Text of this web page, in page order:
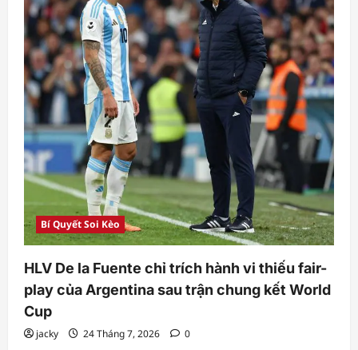
Bí Quyết Soi Kèo
HLV De la Fuente chỉ trích hành vi thiếu fair-
play của Argentina sau trận chung kết World
Cup
jacky 24 Tháng 7, 2026 0